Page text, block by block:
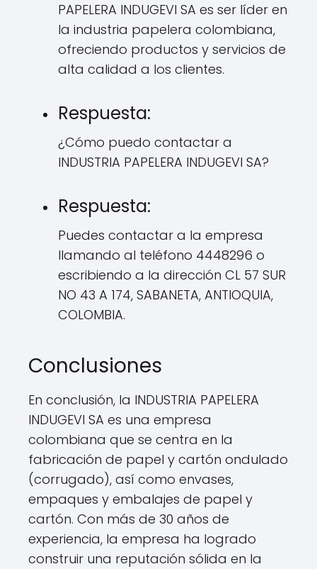
PAPELERA INDUGEVI SA es ser líder en
la industria papelera colombiana,
ofreciendo productos y servicios de
alta calidad a los clientes.
Respuesta:
¿Cómo puedo contactar a
INDUSTRIA PAPELERA INDUGEVI SA?
Respuesta:
Puedes contactar a la empresa
llamando al teléfono 4448296 o
escribiendo a la dirección CL 57 SUR
NO 43 A 174, SABANETA, ANTIOQUIA,
COLOMBIA.
Conclusiones
En conclusión, la INDUSTRIA PAPELERA
INDUGEVI SA es una empresa
colombiana que se centra en la
fabricación de papel y cartón ondulado
(corrugado), así como envases,
empaques y embalajes de papel y
cartón. Con más de 30 años de
experiencia, la empresa ha logrado
construir una reputación sólida en la